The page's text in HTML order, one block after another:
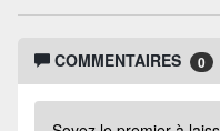
COMMENTAIRES 0